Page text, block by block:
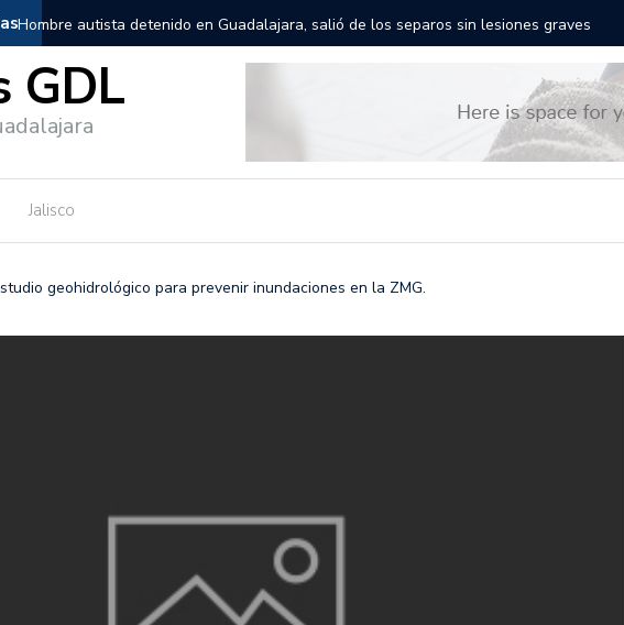
Títeres gigantes recorrerán las calles de Guadalajara: aparta la fecha
GDL
Jalisco
geohidrológico para prevenir inundaciones en la ZMG.